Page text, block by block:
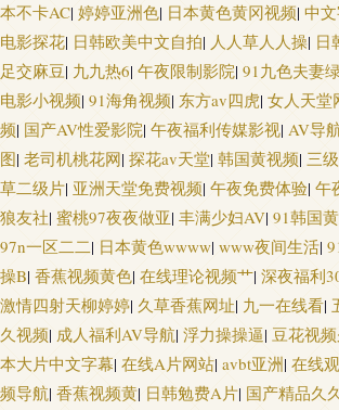
文字幕日产av 国产日韩久久 亚洲无码矿区 avtt传媒 91
人艹 九一巨炮 午夜免费福利影院 五月丁香福利影院
站 四虎影院无码 影音先锋三级资源 肏屄一区二区三
人天堂影院 国产操逼视屏 91国产首业 午夜欧美性爱
一区在线 色图色B 老湿机福利影院 岛国午夜av 97爱黄
婷婷四色播 黄网站免费观看 丁香91大香蕉 成人国产
本不卡AC| 婷婷亚洲色| 日本黄色黄冈视频| 中
电影探花| 日韩欧美中文自拍| 人人草人人操| 日
足交麻豆| 九九热6| 午夜限制影院| 91九色夫妻
电影小视频| 91海角视频| 东方av四虎| 女人天堂
频| 国产AV性爱影院| 午夜福利传媒影视| AV导
图| 老司机桃花网| 探花av天堂| 韩国黄视频| 三
草二级片| 亚洲天堂免费视频| 午夜免费体验| 午
狼友社| 蜜桃97夜夜做亚| 丰满少妇AV| 91韩国
97n一区二二| 日本黄色wwww| www夜间生活|
操B| 香蕉视频黄色| 在线理论视频艹| 深夜福利
激情四射天柳婷婷| 久草香蕉网址| 九一在线看|
久视频| 成人福利AV导航| 浮力操操逼| 豆花视
本大片中文字幕| 在线A片网站| avbt亚洲| 在线
频导航| 香蕉视频黄| 日韩勉费A片| 国产精品久